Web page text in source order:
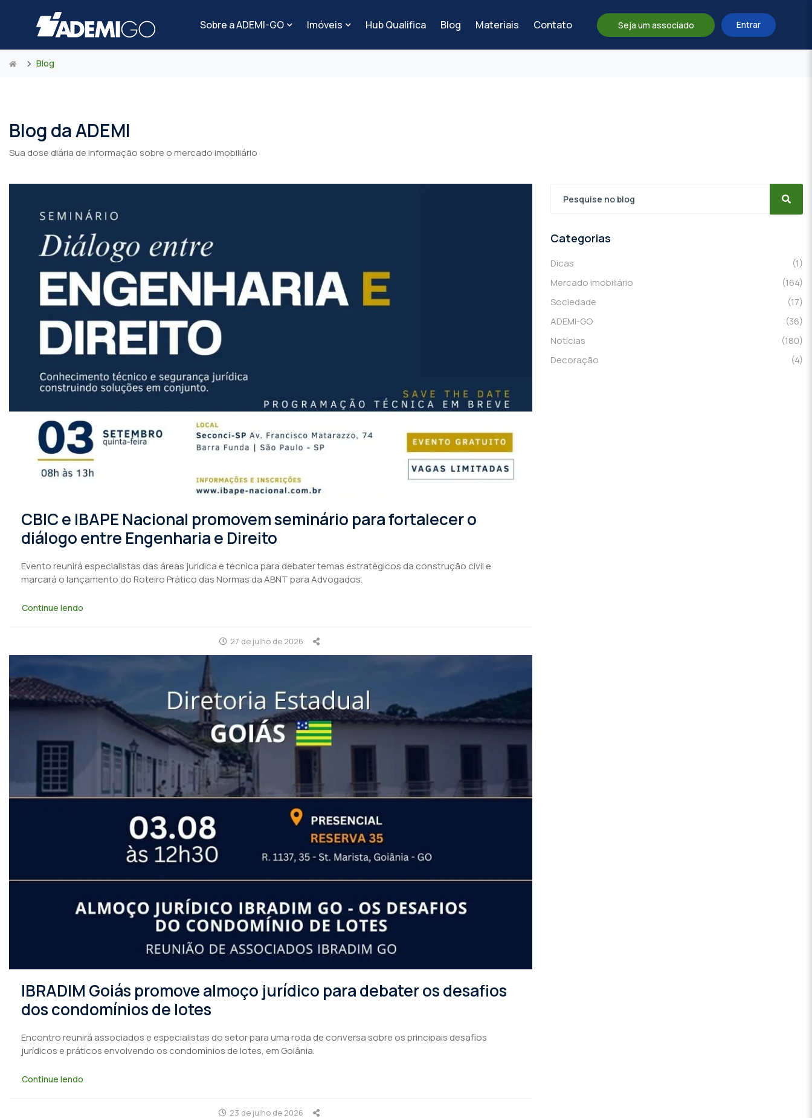
Sobre a ADEMI-GO Imóveis Hub Qualifica Blog Materiais Contato Seja um associado Entrar
Blog
Blog da ADEMI
Sua dose diária de informação sobre o mercado imobiliário
CBIC e IBAPE Nacional promovem seminário para fortalecer o
diálogo entre Engenharia e Direito
Evento reunirá especialistas das áreas jurídica e técnica para debater temas estratégicos da construção civil e
marcará o lançamento do Roteiro Prático das Normas da ABNT para Advogados.
Continue lendo
27 de julho de 2026
IBRADIM Goiás promove almoço jurídico para debater os desafios
dos condomínios de lotes
Encontro reunirá associados e especialistas do setor para uma roda de conversa sobre os principais desafios
jurídicos e práticos envolvendo os condomínios de lotes, em Goiânia.
Continue lendo
23 de julho de 2026
Categorias
Dicas
(1)
Mercado imobiliário
(164)
Sociedade
(17)
ADEMI-GO
(36)
Notícias
(180)
Decoração
(4)